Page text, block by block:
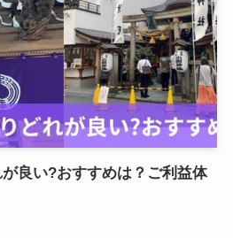
良い?おすすめは？ご利益体